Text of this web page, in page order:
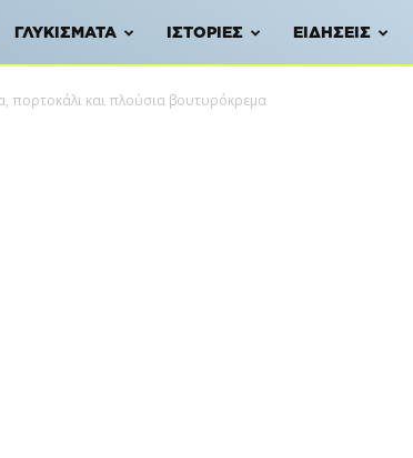
ΓΛΥΚΊΣΜΑΤΑ ΙΣΤΟΡΊΕΣ ΕΙΔΉΣΕΙΣ
πορτοκάλι και πλούσια βουτυρόκρεμα